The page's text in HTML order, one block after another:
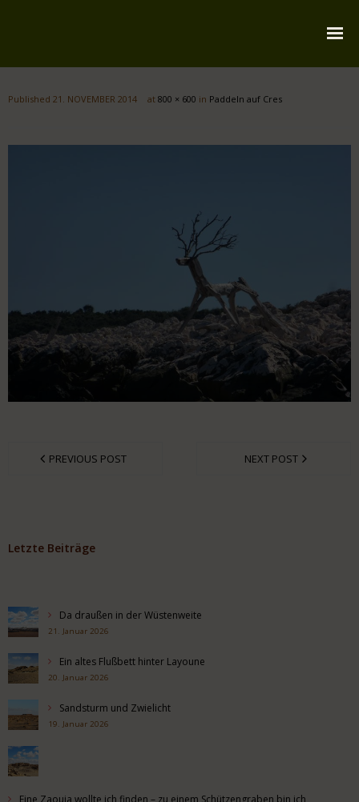
Published 21. NOVEMBER 2014 at 800 × 600 in Paddeln auf Cres
PREVIOUS POST NEXT POST
Letzte Beiträge
Da draußen in der Wüstenweite
21. Januar 2026
Ein altes Flußbett hinter Layoune
20. Januar 2026
Sandsturm und Zwielicht
19. Januar 2026
Eine Zaouia wollte ich finden – zu einem Schützengraben bin ich